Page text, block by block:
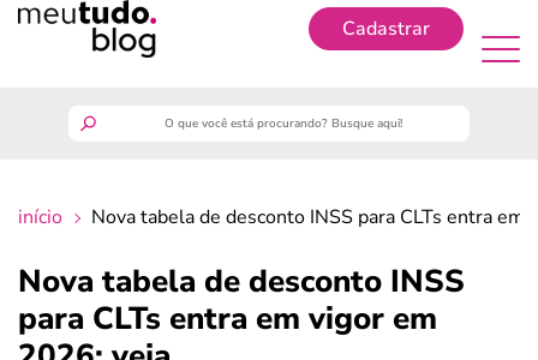
Cadastrar
finanças
início Nova tabela de desconto INSS para CLTs entra
Nova tabela de desconto INSS
para CLTs entra em vigor em